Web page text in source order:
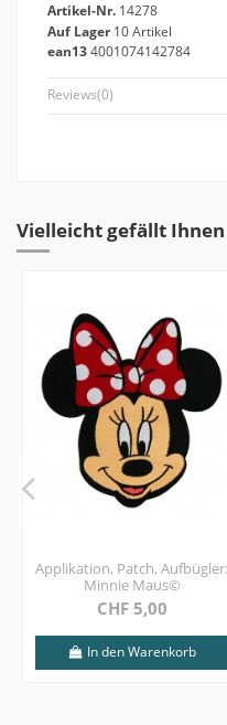
Artikel-Nr. 14278
Auf Lager 10 Artikel
ean134001074142784
Reviews(0)
Vielleicht gefällt Ihnen
Applikation, Patch, Aufbügler:
Minnie Maus©
CHF 5,00
In den Warenkorb